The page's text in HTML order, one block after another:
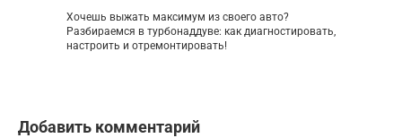
Хочешь выжать максимум из своего авто?
Разбираемся в турбонаддуве: как диагностировать,
настроить и отремонтировать!
Добавить комментарий